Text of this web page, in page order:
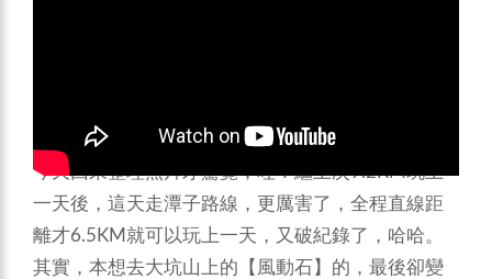
今天回來整理照片才驚覺，哇！繼上次9.2KM玩上
一天後，這天走潭子路線，更厲害了，全程直線距
離才6.5KM就可以玩上一天，又破紀錄了，哈哈。
其實，本想去大坑山上的【風動石】的，最後卻變